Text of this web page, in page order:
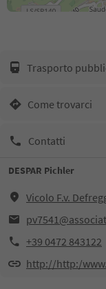
Trasporto
Come trovarci
Contatti
DESPAR Pichler
Vicolo F.v.
+39 0472 843122
http://http:/